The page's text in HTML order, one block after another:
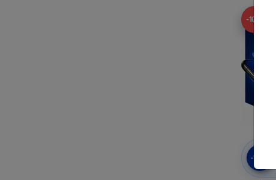
-10%
-10%